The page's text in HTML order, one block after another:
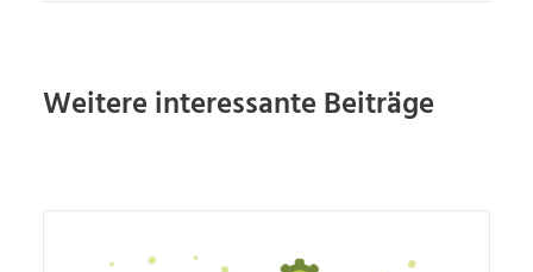
Weitere interessante Beiträge